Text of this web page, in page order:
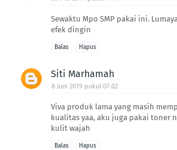
Sewaktu Mpo SMP pakai ini.
efek dingin
Balas Hapus
Siti Marhamah
8 Juni 2019 pukul 07.02
Viva produk lama yang masih
kualitas yaa, aku juga pakai toner
kulit wajah
Balas Hapus